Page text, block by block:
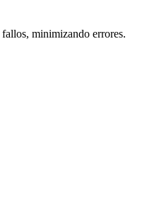
minimizando errores.